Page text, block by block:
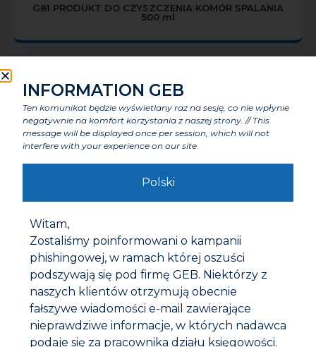
G81 PRODUKT DO CZYSZCZENIA KOMÓR SPALANIA
500 ml
G90 ŚRODEK CZYSZCZĄCY I DETERGENT
INFORMATION GEB
Ten komunikat będzie wyświetlany raz na sesję, co nie wpłynie
negatywnie na komfort korzystania z naszej strony. // This
message will be displayed once per session, which will not
interfere with your experience on our site.
Polski
Witam,
Zostaliśmy poinformowani o kampanii
phishingowej, w ramach której oszuści
podszywają się pod firmę GEB. Niektórzy z
naszych klientów otrzymują obecnie
fałszywe wiadomości e-mail zawierające
nieprawdziwe informacje, w których nadawca
podaje się za pracownika działu księgowości.